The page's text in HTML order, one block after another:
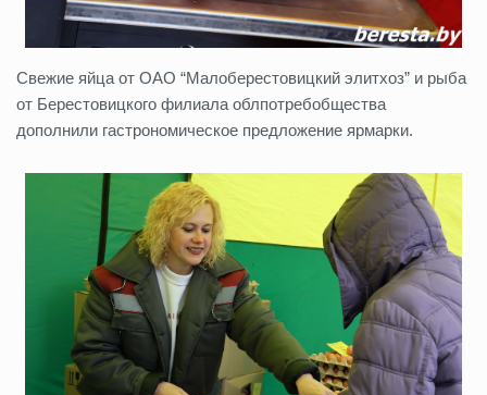
Свежие яйца от ОАО “Малоберестовицкий элитхоз” и рыба
от Берестовицкого филиала облпотребобщества
дополнили гастрономическое предложение ярмарки.